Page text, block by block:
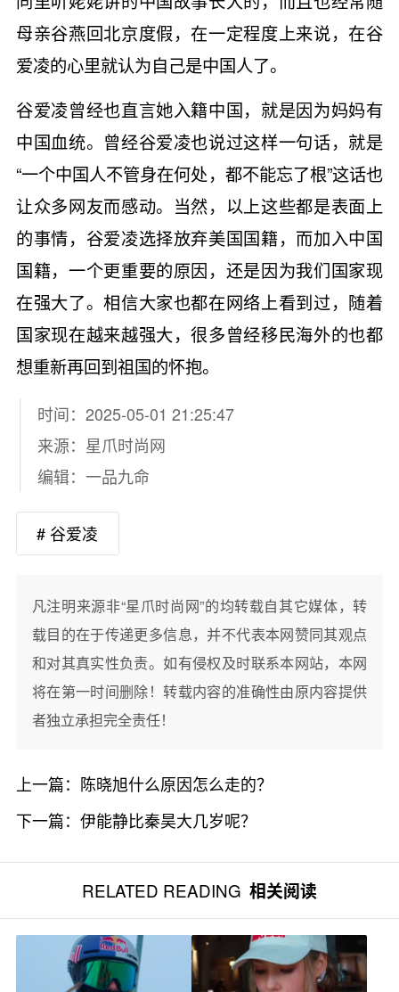
母亲谷燕回北京度假，在一定程度上来说，在谷
爱凌的心里就认为自己是中国人了。
谷爱凌曾经也直言她入籍中国，就是因为妈妈有
中国血统。曾经谷爱凌也说过这样一句话，就是
“一个中国人不管身在何处，都不能忘了根”这话也
让众多网友而感动。当然，以上这些都是表面上
的事情，谷爱凌选择放弃美国国籍，而加入中国
国籍，一个更重要的原因，还是因为我们国家现
在强大了。相信大家也都在网络上看到过，随着
国家现在越来越强大，很多曾经移民海外的也都
想重新再回到祖国的怀抱。
时间：2025-05-01 21:25:47
来源： 星爪时尚网
编辑：一品九命
# 谷爱凌
凡注明来源非“星爪时尚网”的均转载自其它媒体，转
载目的在于传递更多信息，并不代表本网赞同其观点
和对其真实性负责。如有侵权及时联系本网站，本网
将在第一时间删除！转载内容的准确性由原内容提供
者独立承担完全责任！
上一篇： 陈晓旭什么原因怎么走的？
下一篇： 伊能静比秦昊大几岁呢？
RELATED READING 相关阅读